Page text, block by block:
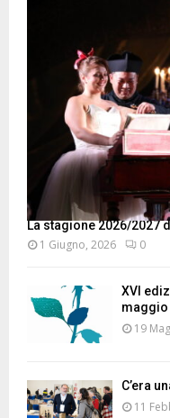
La stagione 2026/2027
1 Giugno, 2026 0
XVI
maggio
19
C’era
11